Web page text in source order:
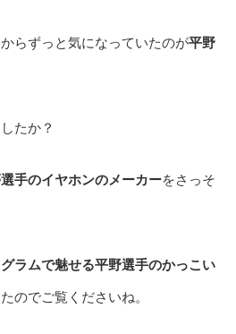
らずっと気になっていたのが平野
たか？
手のイヤホンのメーカーをさっそ
ラムで魅せる平野選手のかっこい
のでご覧くださいね。